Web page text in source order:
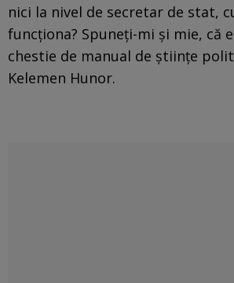
nici la nivel de secretar de stat,
funcționa? Spuneți-mi și mie, că
chestie de manual de științe
Kelemen Hunor.